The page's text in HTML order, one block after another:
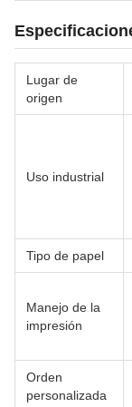
Lugar de
origen
Uso industrial
Tipo de papel
Manejo de la
impresión
Orden
personalizada